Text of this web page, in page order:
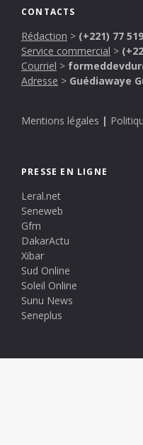
CONTACTS
Rédaction > (+221) 77
Service commercial >
Courriel >
Adresse > Guédiawaye
Mentions légales |
PRESSE EN LIGNE
Leral.net
Seneweb
Gfm
DakarActu
Xibar
Sud Online
Soleil Online
Sunu News
Seneplus